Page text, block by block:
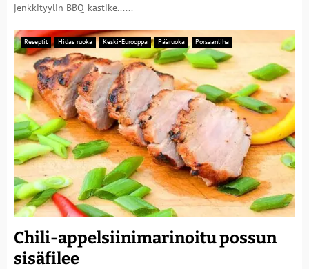
jenkkityylin BBQ-kastike......
Reseptit Hidas ruoka Keski-Eurooppa Pääruoka Porsaanliha
Chili-appelsiinimarinoitu possun
sisäfilee